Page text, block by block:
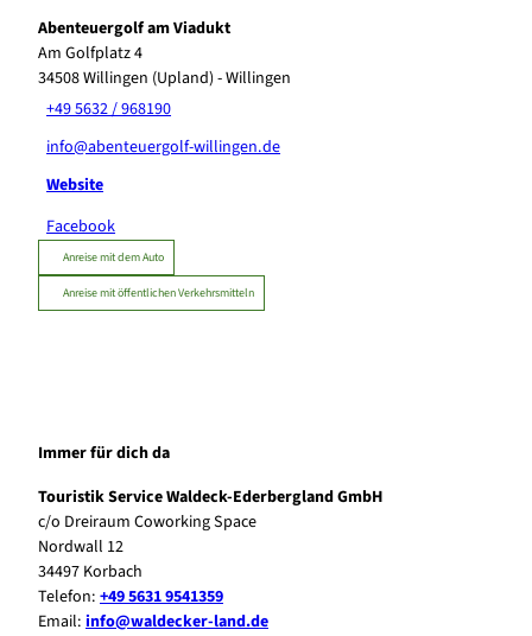
Abenteuergolf am Viadukt
Am Golfplatz 4
34508Willingen (Upland) - Willingen
+49 5632 / 968190
info@abenteuergolf-willingen.de
Website
Facebook
Anreise mit dem Auto
Anreise mit öffentlichen Verkehrsmitteln
Immer für dich da
Touristik Service Waldeck-Ederbergland GmbH
c/o Dreiraum Coworking Space
Nordwall 12
34497 Korbach
Telefon: +49 5631 9541359
Email: info@waldecker-land.de